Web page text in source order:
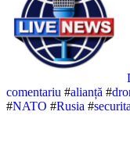
comentariu #alianță #
#NATO #Rusia #